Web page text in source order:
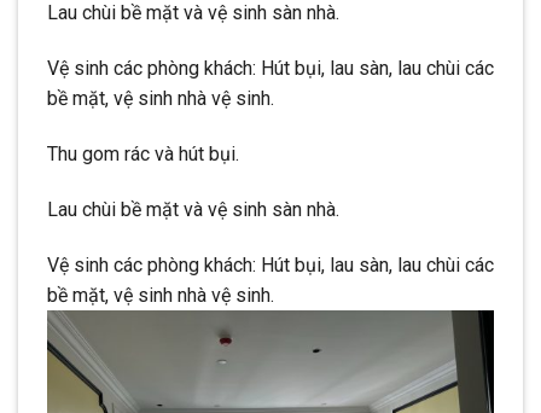
Lau chùi bề mặt và vệ sinh sàn nhà.
Vệ sinh các phòng khách: Hút bụi, lau sàn, lau chùi các
bề mặt, vệ sinh nhà vệ sinh.
Thu gom rác và hút bụi.
Lau chùi bề mặt và vệ sinh sàn nhà.
Vệ sinh các phòng khách: Hút bụi, lau sàn, lau chùi các
bề mặt, vệ sinh nhà vệ sinh.